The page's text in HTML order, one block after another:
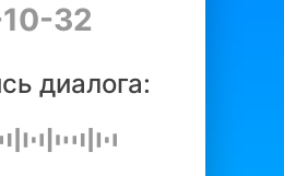
32
диалога: